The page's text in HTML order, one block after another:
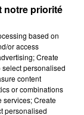
notre priorité
based on
or access
Create
personalised
content
or combinations
services; Create
personalised